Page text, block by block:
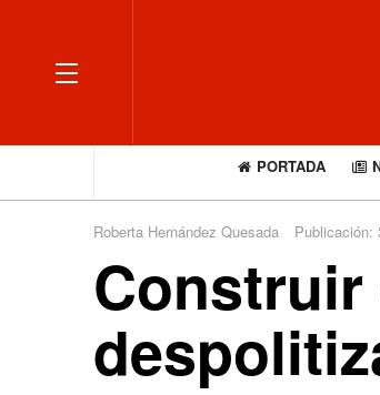
OFF CANVAS
PORTADA
Roberta Hernández Quesada Publicación:
Construir